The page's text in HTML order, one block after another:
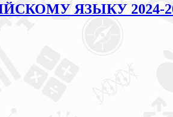
ЯЗЫКУ 2024-